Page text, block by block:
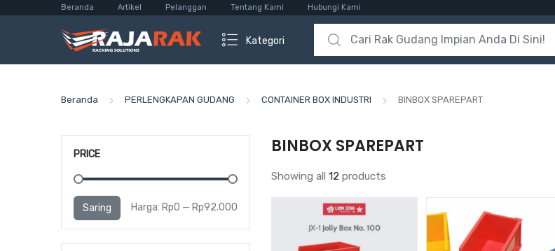
Beranda Artikel Pelanggan Tentang Kami Hubungi Kami
Kategori
Search for:
Beranda PERLENGKAPAN GUDANG CONTAINER BOX INDUSTRI BINBOX SPAREPART
BINBOX SPAREPART
Showing all 12 products
PRICE
terendah
tertinggi
Saring Harga: Rp0 — Rp92.000